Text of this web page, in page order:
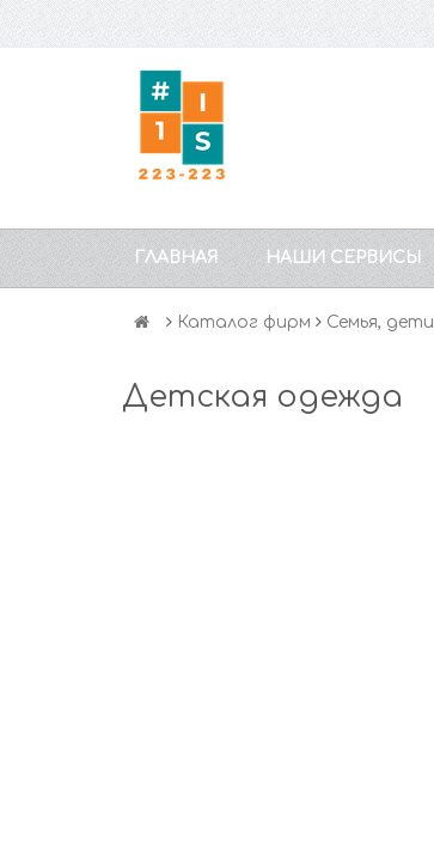
ГЛАВНАЯ НАШИ СЕРВИСЫ
Каталог фирм Семья, дети
Детская одежда